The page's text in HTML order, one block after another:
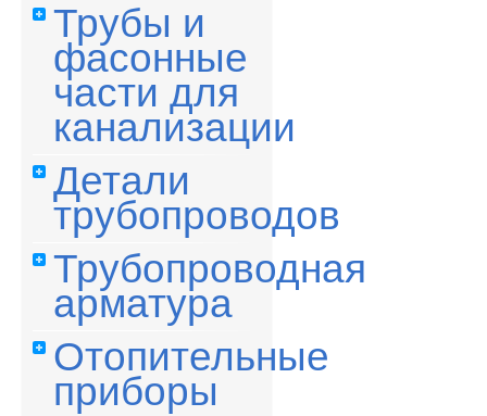
Трубы и
фасонные
части для
канализации
Детали
трубопроводов
Трубопроводная
арматура
Отопительные
приборы